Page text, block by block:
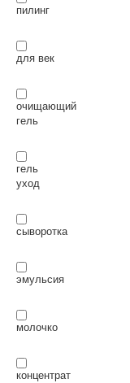
пилинг
для век
очищающий
гель
гель
уход
сыворотка
эмульсия
молочко
концентрат